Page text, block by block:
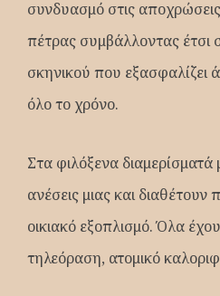
συνδυασμό στις
πέτρας συμβάλλοντας έτσι
σκηνικού που εξασφαλίζει
όλο το χρόνο.
Στα φιλόξενα διαμερίσματά
ανέσεις μιας και διαθέτουν
οικιακό εξοπλισμό. Όλα
τηλεόραση, ατομικό